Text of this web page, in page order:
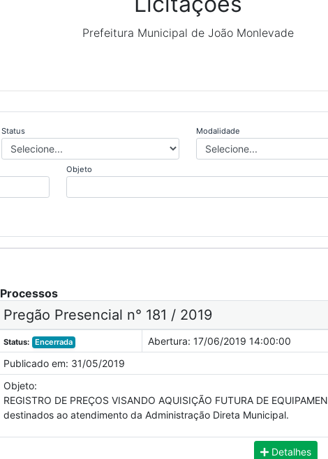
Prefeitura Municipal de João Monlevade
Status Modalidade
Objeto
Processos
Pregão Presencial n° 181 / 2019
Status: Encerrada Abertura: 17/06/2019 14:00:00
Publicado em: 31/05/2019
Objeto:
REGISTRO DE PREÇOS VISANDO AQUISIÇÃO FUTURA DE
destinados ao atendimento da Administração Direta Municipal.
Detalhes